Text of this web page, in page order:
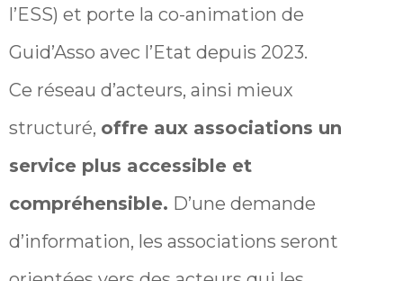
l’ESS) et porte la co-animation de
Guid’Asso avec l’Etat depuis 2023.
Ce réseau d’acteurs, ainsi mieux
structuré, offre aux associations un
service plus accessible et
compréhensible. D’une demande
d’information, les associations seront